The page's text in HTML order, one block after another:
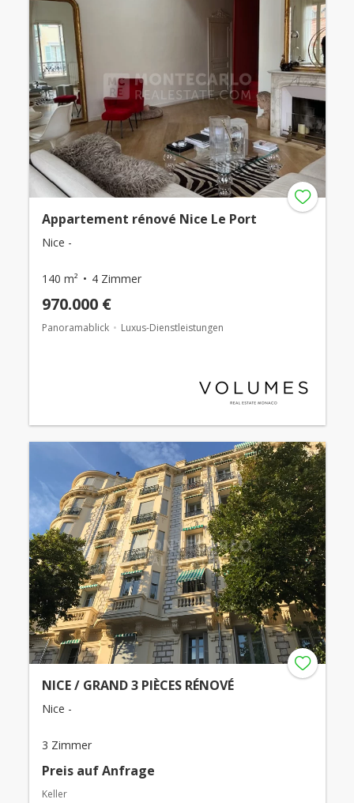
Appartement rénové Nice Le Port
Nice -
140 m² 4 Zimmer
970.000 €
Panoramablick Luxus-Dienstleistungen
NICE / GRAND 3 PIÈCES RÉNOVÉ
Nice -
3 Zimmer
Preis auf Anfrage
Keller